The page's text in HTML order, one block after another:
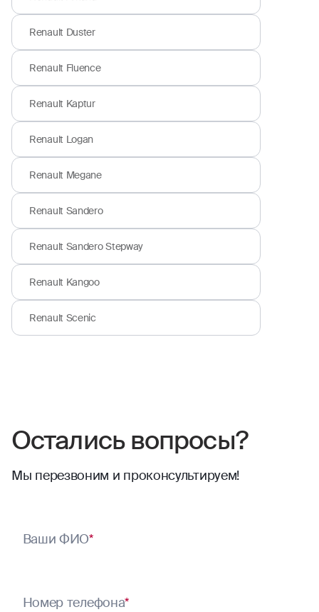
Renault Duster
Renault Fluence
Renault Kaptur
Renault Logan
Renault Megane
Renault Sandero
Renault Sandero Stepway
Renault Kangoo
Renault Scenic
Остались вопросы?
Мы перезвоним и проконсультируем!
Ваши ФИО*
Номер телефона*